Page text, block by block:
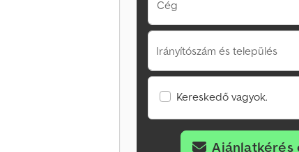
Cég
Irányítószám és település
Kereskedő vagyok.
Ajánlatkérés